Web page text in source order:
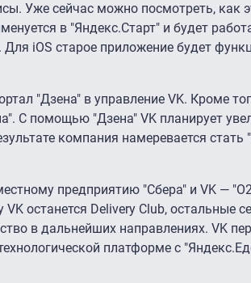
Уже сейчас можно посмотреть, как
в "Яндекс.Старт" и будет
iOS старое приложение будет
"Дзена" в управление VK. Кроме
С помощью "Дзена" VK планирует
компания намеревается
предприятию "Сбера" и VK —
останется Delivery Club, остальные
в дальнейших направлениях. VK
платформе с